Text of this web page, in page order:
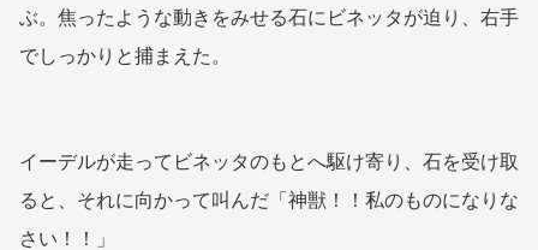
ぶ。焦ったような動きをみせる石にビネッタが迫り、右手
でしっかりと捕まえた。
イーデルが走ってビネッタのもとへ駆け寄り、石を受け取
ると、それに向かって叫んだ「神獣！！私のものになりな
さい！！」